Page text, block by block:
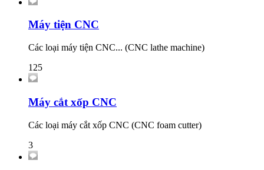
Máy tiện CNC
Các loại máy tiện CNC... (CNC lathe machine)
125
Máy cắt xốp CNC
Các loại máy cắt xốp CNC (CNC foam cutter)
3